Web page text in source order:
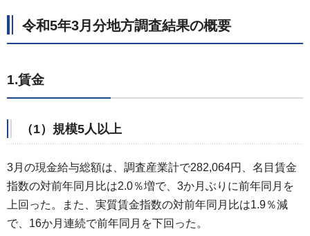
令和5年3月分地方調査結果の概要
1.賃金
（1）規模5人以上
3月の現金給与総額は、調査産業計で282,064円、名目賃金
指数の対前年同月比は2.0％増で、3か月ぶりに前年同月を
上回った。また、実質賃金指数の対前年同月比は1.9％減
で、16か月連続で前年同月を下回った。